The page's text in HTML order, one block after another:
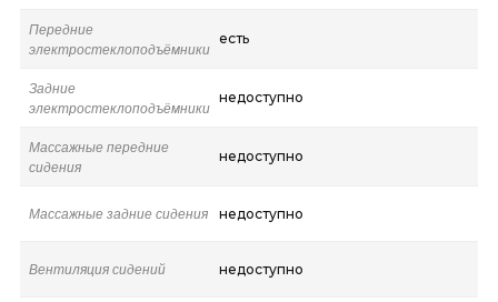
Передние
электростеклоподъёмники
есть
Задние
электростеклоподъёмники
недоступно
Массажные передние
сидения
недоступно
Массажные задние сидения недоступно
Вентиляция сидений недоступно